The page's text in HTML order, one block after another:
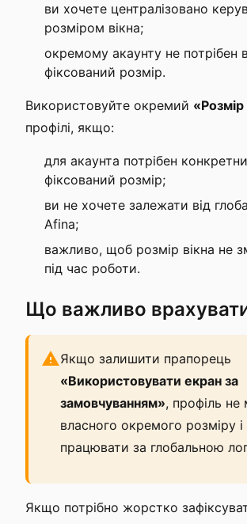
ви хочете централізовано
розміром вікна;
окремому акаунту не потрібен
фіксований розмір.
Використовуйте окремий
профілі, якщо:
для акаунта потрібен
фіксований розмір;
ви не хочете залежати від
Afina;
важливо, щоб розмір вікна не
під час роботи.
Що важливо
Якщо залишити прапорець
«Використовувати екран за
замовчуванням», профіль
власного окремого розміру і
працювати за глобальною
Якщо потрібно жорстко